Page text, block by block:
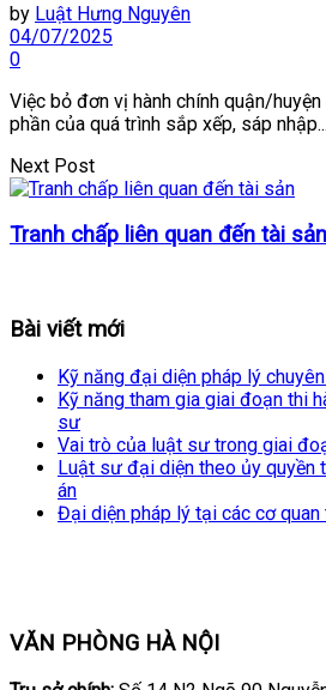
by Luật Hưng Nguyên
04/07/2025
0
Việc bỏ đơn vị hành chính quận/
phần của quá trình sắp xếp, sáp nhập...
Next Post
Tranh chấp liên quan đến tài sản
Bài viết mới
Kỹ năng đại diện pháp lý
Kỹ năng tham gia giai đoạn thi
sư
Vai trò của luật sư trong giai
Luật sư đại diện theo ủy quyền
án
Đại diện pháp lý tại các cơ quan
VĂN PHÒNG HÀ NỘI